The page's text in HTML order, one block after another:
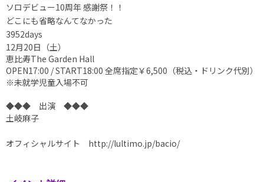
ソロデビュー10周年 感謝祭！！
どこにも省略なんてなかった
3952days
12月20日（土）
恵比寿The Garden Hall
OPEN17:00 / START18:00 全席指定￥6,500（税込・ドリンク代別）
※未就学児童入場不可
◆◆◆ 出演 ◆◆◆
土岐麻子
オフィシャルサイト http://lultimo.jp/bacio/